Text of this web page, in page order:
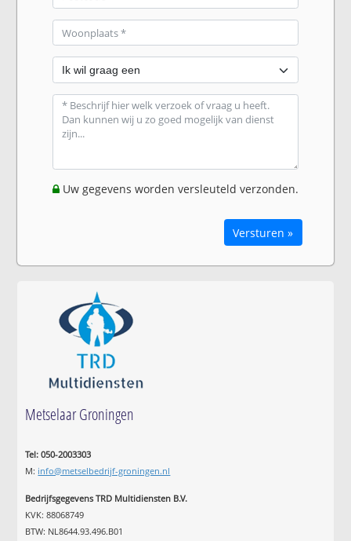
Uw gegevens worden versleuteld verzonden.
Versturen »
Metselaar Groningen
Tel: 050-2003303
M: info@metselbedrijf-groningen.nl
Bedrijfsgegevens TRD Multidiensten B.V.
KVK: 88068749
BTW: NL8644.93.496.B01